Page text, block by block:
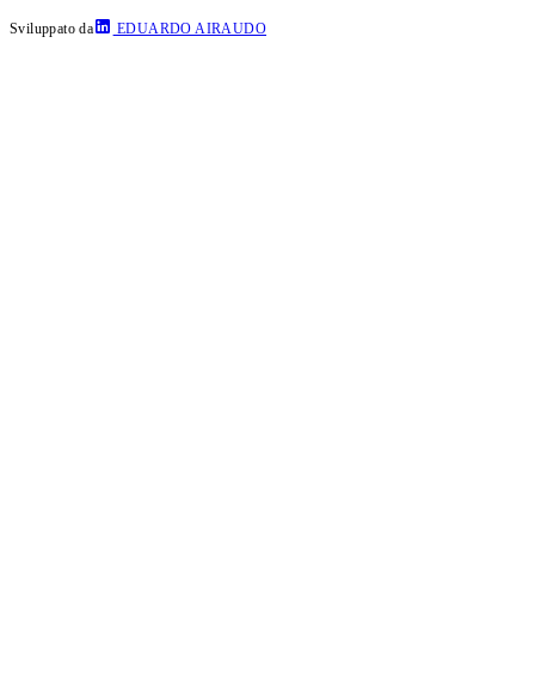
Sviluppato da EDUARDO AIRAUDO